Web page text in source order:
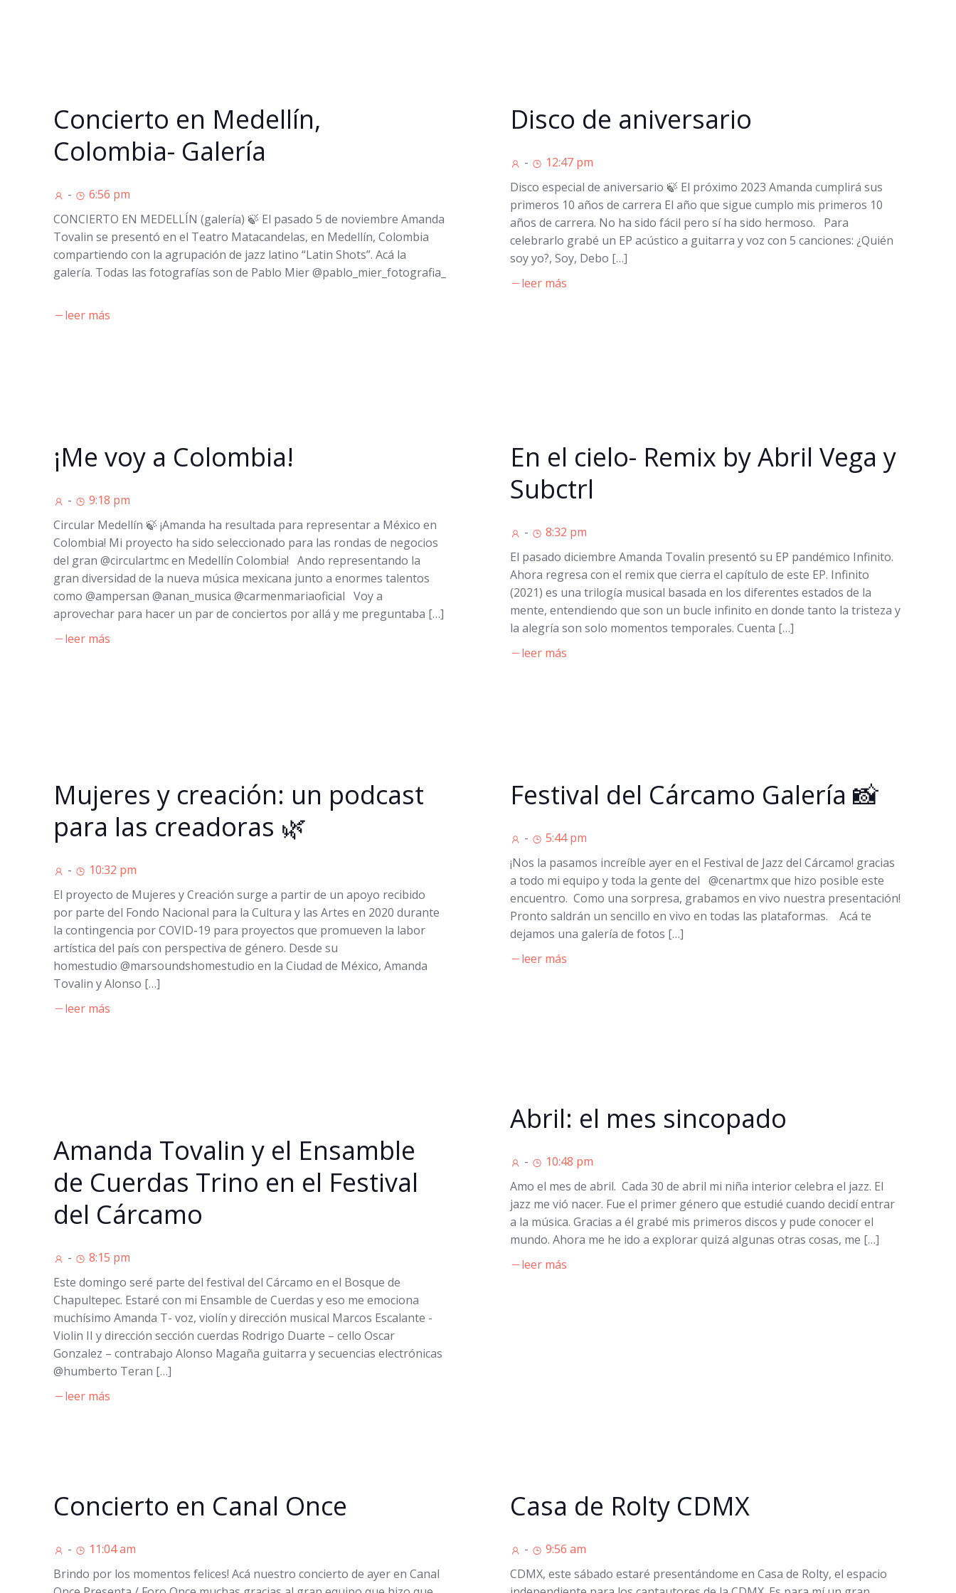
Concierto en Medellín,
Colombia- Galería
-
6:56 pm
CONCIERTO EN MEDELLÍN (galería) 🍃 El pasado 5 de noviembre Amanda
Tovalin se presentó en el Teatro Matacandelas, en Medellín, Colombia
compartiendo con la agrupación de jazz latino “Latin Shots”. Acá la
galería. Todas las fotografías son de Pablo Mier @pablo_mier_fotografia_
leer más
Disco de aniversario
-
12:47 pm
Disco especial de aniversario 🍃 El próximo 2023 Amanda cumplirá sus
primeros 10 años de carrera El año que sigue cumplo mis primeros 10
años de carrera. No ha sido fácil pero sí ha sido hermoso. Para
celebrarlo grabé un EP acústico a guitarra y voz con 5 canciones: ¿Quién
soy yo?, Soy, Debo […]
leer más
¡Me voy a Colombia!
-
9:18 pm
Circular Medellín 🍃 ¡Amanda ha resultada para representar a México en
Colombia! Mi proyecto ha sido seleccionado para las rondas de negocios
del gran @circulartmc en Medellín Colombia! Ando representando la
gran diversidad de la nueva música mexicana junto a enormes talentos
como @ampersan @anan_musica @carmenmariaoficial Voy a
aprovechar para hacer un par de conciertos por allá y me preguntaba […]
leer más
En el cielo- Remix by Abril Vega y
Subctrl
-
8:32 pm
El pasado diciembre Amanda Tovalin presentó su EP pandémico Infinito.
Ahora regresa con el remix que cierra el capítulo de este EP. Infinito
(2021) es una trilogía musical basada en los diferentes estados de la
mente, entendiendo que son un bucle infinito en donde tanto la tristeza y
la alegría son solo momentos temporales. Cuenta […]
leer más
Mujeres y creación: un podcast
para las creadoras 🌿
-
10:32 pm
El proyecto de Mujeres y Creación surge a partir de un apoyo recibido
por parte del Fondo Nacional para la Cultura y las Artes en 2020 durante
la contingencia por COVID-19 para proyectos que promueven la labor
artística del país con perspectiva de género. Desde su
homestudio @marsoundshomestudio en la Ciudad de México, Amanda
Tovalin y Alonso […]
leer más
Festival del Cárcamo Galería 📸
-
5:44 pm
¡Nos la pasamos increíble ayer en el Festival de Jazz del Cárcamo! gracias
a todo mi equipo y toda la gente del @cenartmx que hizo posible este
encuentro. Como una sorpresa, grabamos en vivo nuestra presentación!
Pronto saldrán un sencillo en vivo en todas las plataformas. Acá te
dejamos una galería de fotos […]
leer más
Amanda Tovalin y el Ensamble
de Cuerdas Trino en el Festival
del Cárcamo
-
8:15 pm
Este domingo seré parte del festival del Cárcamo en el Bosque de
Chapultepec. Estaré con mi Ensamble de Cuerdas y eso me emociona
muchísimo Amanda T- voz, violín y dirección musical Marcos Escalante -
Violin II y dirección sección cuerdas Rodrigo Duarte – cello Oscar
Gonzalez – contrabajo Alonso Magaña guitarra y secuencias electrónicas
@humberto Teran […]
leer más
Abril: el mes sincopado
-
10:48 pm
Amo el mes de abril. Cada 30 de abril mi niña interior celebra el jazz. El
jazz me vió nacer. Fue el primer género que estudié cuando decidí entrar
a la música. Gracias a él grabé mis primeros discos y pude conocer el
mundo. Ahora me he ido a explorar quizá algunas otras cosas, me […]
leer más
Concierto en Canal Once
-
11:04 am
Brindo por los momentos felices! Acá nuestro concierto de ayer en Canal
Casa de Rolty CDMX
-
9:56 am
CDMX, este sábado estaré presentándome en Casa de Rolty, el espacio